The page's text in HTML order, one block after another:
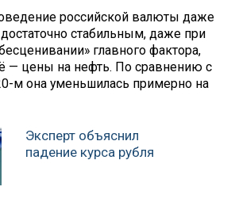
российской валюты даже
стабильным, даже при
главного фактора,
— цены на нефть. По сравнению с
м она уменьшилась примерно на
Эксперт объяснил
падение курса рубля